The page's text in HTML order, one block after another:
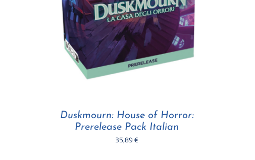
Duskmourn: House of Horror:
Prerelease Pack Italian
35,89€